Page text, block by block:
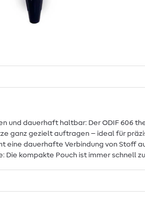
und dauerhaft haltbar: Der ODIF 606
ganz gezielt auftragen – ideal für
eine dauerhafte Verbindung von Stoff
Die kompakte Pouch ist immer schnell